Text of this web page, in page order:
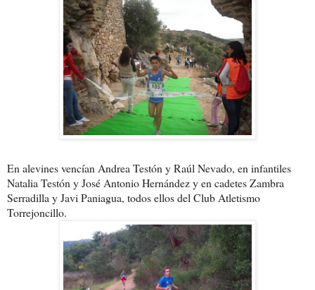
En alevines vencían Andrea Testón y Raúl Nevado, en infantiles
Natalia Testón y José Antonio Hernández y en cadetes Zambra
Serradilla y Javi Paniagua, todos ellos del Club Atletismo
Torrejoncillo.